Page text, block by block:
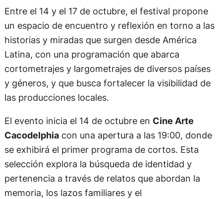
Entre el 14 y el 17 de octubre, el festival propone
un espacio de encuentro y reflexión en torno a las
historias y miradas que surgen desde América
Latina, con una programación que abarca
cortometrajes y largometrajes de diversos países
y géneros, y que busca fortalecer la visibilidad de
las producciones locales.
El evento inicia el 14 de octubre en Cine Arte
Cacodelphiacon una apertura a las 19:00, donde
se exhibirá el primer programa de cortos. Esta
selección explora la búsqueda de identidad y
pertenencia a través de relatos que abordan la
memoria, los lazos familiares y el